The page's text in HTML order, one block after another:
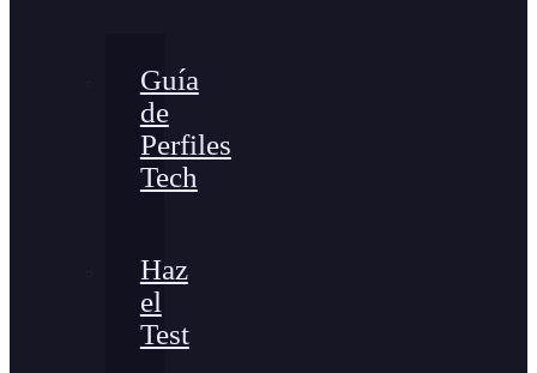
Guía
de
Perfiles
Tech
Haz
el
Test